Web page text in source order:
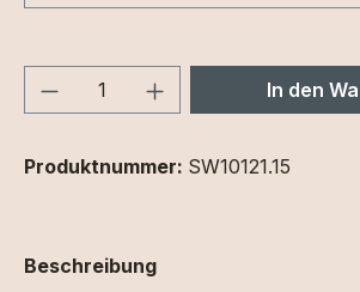
Produkt Anzahl: Gib den
In den
Produktnummer: SW10121.15
Beschreibung